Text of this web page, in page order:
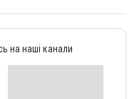
на наші канали